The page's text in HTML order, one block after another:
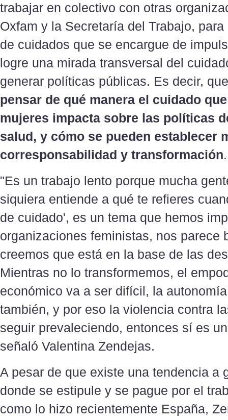
trabajar en colectivo con otras
Oxfam y la Secretaría del Trabajo,
de cuidados que se encargue de
logre una mirada transversal del
generar políticas públicas. Es decir,
pensar de qué manera el cuidado
mujeres impacta sobre las políticas
salud, y cómo se pueden establecer
corresponsabilidad y transformación.
"Es un trabajo lento porque mucha
siquiera entiende a qué te refieres
de cuidado', es un tema que hemos
organizaciones feministas, nos parece
creemos que está en la base de las
Mientras no lo transformemos, el
económico va a ser difícil, la
también, y por eso la violencia contra
seguir prevaleciendo, entonces sí es
señaló Valentina Zendejas.
A pesar de que existe una tendencia a
donde se estipule y se pague por el
como lo hizo recientemente España,